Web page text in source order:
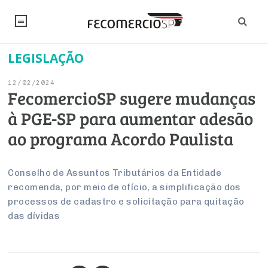
NOTÍCIAS
Artigos
Institucional
PROJETOS ESPECIAIS:
UM BRASIL
Economia
Pesquisas
Brasil
Internacional
Modernização do Estado
Legislação
Trabalho
Empresas
Arbitragem e Mediação
Varejo
Serviços
Sustentabilidade
PESQUISAS
FALE CONOSCO
INSTITUCIONAL
Sobre
Negociações Coletivas
CONSELHOS
LEGISLAÇÃO
12/02/2024
FecomercioSP sugere mudanças
à PGE-SP para aumentar adesão
ao programa Acordo Paulista
Conselho de Assuntos Tributários da Entidade
recomenda, por meio de ofício, a simplificação dos
processos de cadastro e solicitação para quitação
das dívidas